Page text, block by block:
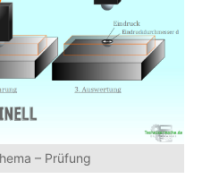
– Prüfung